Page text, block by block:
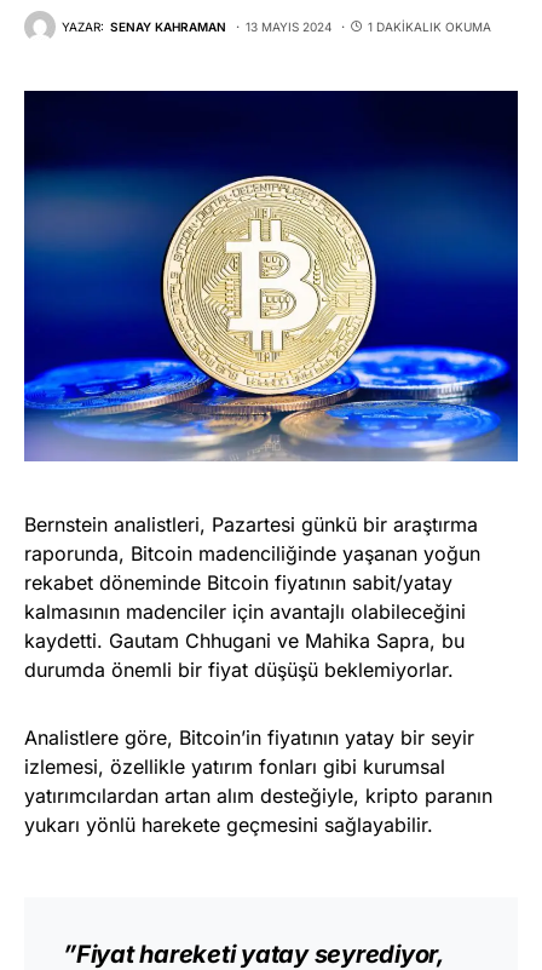
YAZAR: SENAY KAHRAMAN 13 MAYIS 2024 1 DAKIKALIK OKUMA
Bernstein analistleri, Pazartesi günkü bir araştırma
raporunda, Bitcoin madenciliğinde yaşanan yoğun
rekabet döneminde Bitcoin fiyatının sabit/yatay
kalmasının madenciler için avantajlı olabileceğini
kaydetti. Gautam Chhugani ve Mahika Sapra, bu
durumda önemli bir fiyat düşüşü beklemiyorlar.
Analistlere göre, Bitcoin’in fiyatının yatay bir seyir
izlemesi, özellikle yatırım fonları gibi kurumsal
yatırımcılardan artan alım desteğiyle, kripto paranın
yukarı yönlü harekete geçmesini sağlayabilir.
”Fiyat hareketi yatay seyrediyor,